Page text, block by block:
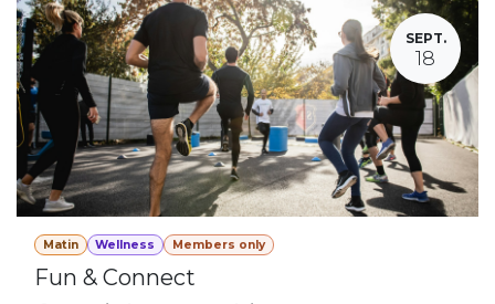
SEPT.
18
Matin Wellness Members only
Fun & Connect